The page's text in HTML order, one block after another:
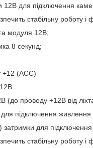
12В для підключення
стабільну роботу
модуля 12В;
8 секунд;
+12 (ACC)
(до проводу +12В від
підключення живлення
для
стабільну роботу